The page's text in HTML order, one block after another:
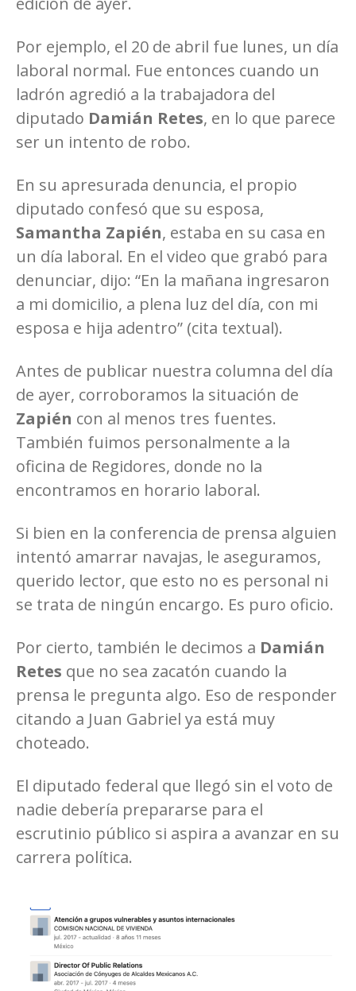
Por ejemplo, el 20 de abril fue lunes, un día
laboral normal. Fue entonces cuando un
ladrón agredió a la trabajadora del
diputado Damián Retes, en lo que parece
ser un intento de robo.
En su apresurada denuncia, el propio
diputado confesó que su esposa,
Samantha Zapién, estaba en su casa en
un día laboral. En el video que grabó para
denunciar, dijo: “En la mañana ingresaron
a mi domicilio, a plena luz del día, con mi
esposa e hija adentro” (cita textual).
Antes de publicar nuestra columna del día
de ayer, corroboramos la situación de
Zapién con al menos tres fuentes.
También fuimos personalmente a la
oficina de Regidores, donde no la
encontramos en horario laboral.
Si bien en la conferencia de prensa alguien
intentó amarrar navajas, le aseguramos,
querido lector, que esto no es personal ni
se trata de ningún encargo. Es puro oficio.
Por cierto, también le decimos a Damián
Retes que no sea zacatón cuando la
prensa le pregunta algo. Eso de responder
citando a Juan Gabriel ya está muy
choteado.
El diputado federal que llegó sin el voto de
nadie debería prepararse para el
escrutinio público si aspira a avanzar en su
carrera política.